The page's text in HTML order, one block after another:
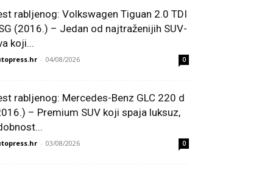
rabljenog: Volkswagen Tiguan 2.0 TDI
(2016.) – Jedan od najtraženijih SUV-
koji...
- 04/08/2026 0
rabljenog: Mercedes-Benz GLC 220 d
– Premium SUV koji spaja luksuz,
- 03/08/2026 0